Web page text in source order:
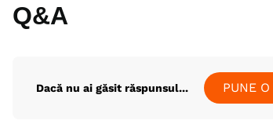
Q&A
Dacă nu ai găsit răspunsul... PUNE